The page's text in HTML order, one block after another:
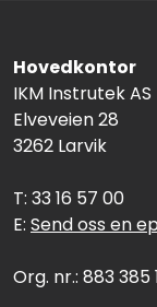
Hovedkontor
IKM Instrutek AS
Elveveien 28
3262 Larvik
T: 33 16 57 00
E: Send oss en
Org. nr.: 883 385